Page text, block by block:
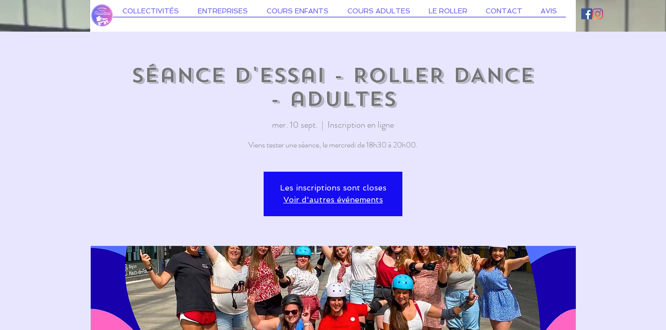
COLLECTIVITÉS ENTREPRISES COURS ENFANTS COURS ADULTES LE ROLLER CONTACT AVIS
Séance d'essai - ROLLER DANCE
- adultes
mer. 10 sept.
  |
Inscription en ligne
Les inscriptions sont closes
Voir d'autres événements